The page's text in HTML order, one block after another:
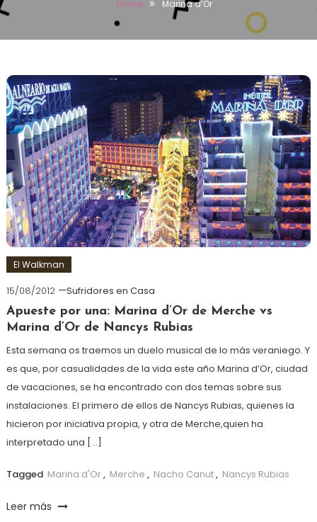
Home Marina d’Or
El Walkman
15/08/2012
Sufridores en Casa
Apueste por una: Marina d’Or de Merche vs
Marina d’Or de Nancys Rubias
Esta semana os traemos un duelo musical de lo más veraniego. Y
es que, por casualidades de la vida este año Marina d’Or, ciudad
de vacaciones, se ha encontrado con dos temas sobre sus
instalaciones. El primero de ellos de Nancys Rubias, quienes la
hicieron por iniciativa propia, y otra de Merche,quien ha
interpretado una […]
Tagged Marina d'Or, Merche , Nacho Canut, Nancys Rubias
Leer más